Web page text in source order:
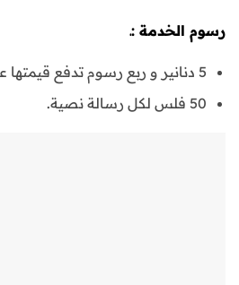
رسوم الخدمة :ـ
5 دنانير و ربع رسوم تدفع قيمتها عن طريق موقع الهيئة .
50 فلس لكل رسالة نصية.